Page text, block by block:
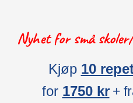
Nyhet for små
Kjøp 10
for 1750 kr +